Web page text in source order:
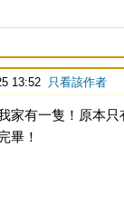
13:52 只看該作者
家有一隻！原本
畢！